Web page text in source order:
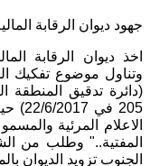
جهود ديوان الرقابة
اخذ ديوان الرقابة
وتناول موضوع تفكيك
(دائرة تدقيق المنطقة
205
الاعلام المرئية
المفتية.." وطلب من
الجنوب تزويد الديوان